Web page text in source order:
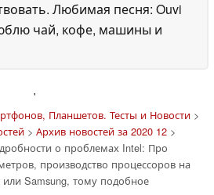
Любимая песня: Ouvi
чай, кофе, машины и
'
Планшетов. Тесты и Новости>
> Архив новостей за 2020 12 >
о проблемах Intel: Про
производство процессоров на
Samsung, тому подобное